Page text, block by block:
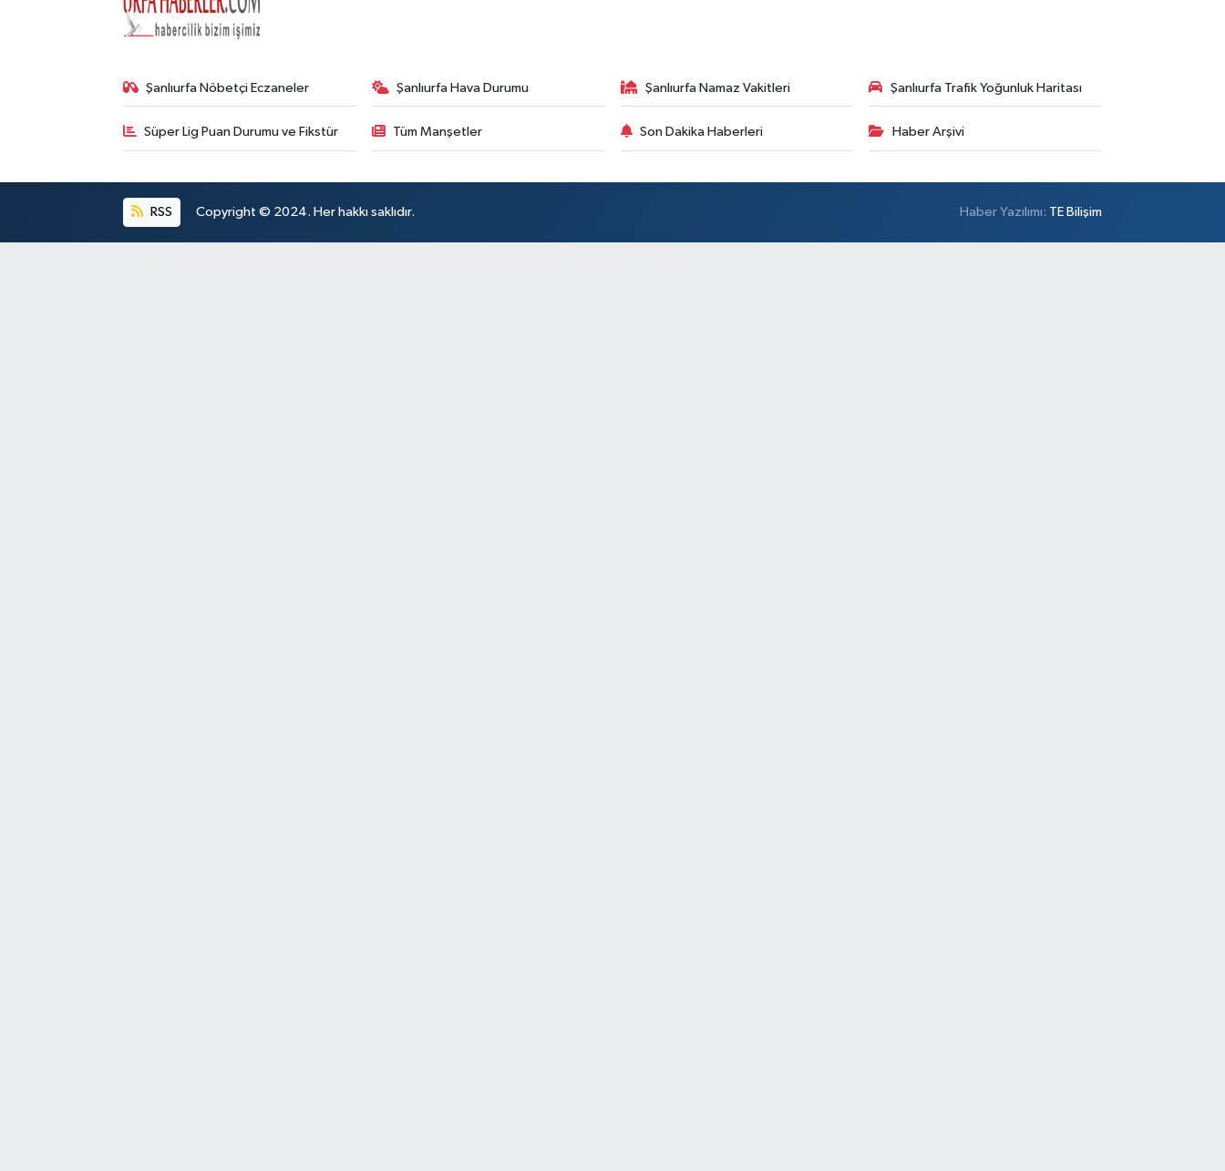
Şanlıurfa Nöbetçi Eczaneler Şanlıurfa Hava Durumu Şanlıurfa Namaz Vakitleri Şanlıurfa Trafik Yoğunluk Haritası
Süper Lig Puan Durumu ve Fikstür Tüm Manşetler Son Dakika Haberleri Haber Arşivi
RSS Copyright © 2024. Her hakkı saklıdır. Haber Yazılımı: TE Bilişim